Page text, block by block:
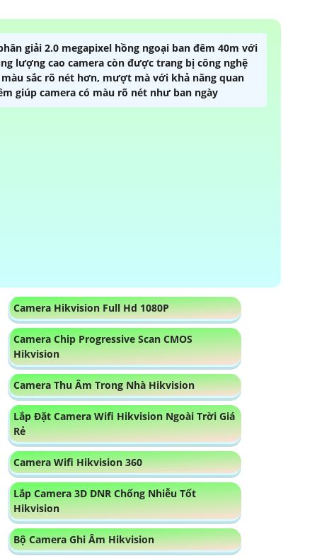
giải 2.0 megapixel hồng ngoại ban đêm 40m với
lượng cao camera còn được trang bị công nghệ
màu sắc rõ nét hơn, mượt mà với khả năng quan
giúp camera có màu rõ nét như ban ngày
Camera Hikvision Full Hd 1080P
Camera Chip Progressive Scan CMOS
Hikvision
Camera Thu Âm Trong Nhà Hikvision
Lắp Đặt Camera Wifi Hikvision Ngoài Trời Giá
Rẻ
Camera Wifi Hikvision 360
Lắp Camera 3D DNR Chống Nhiễu Tốt
Hikvision
Bộ Camera Ghi Âm Hikvision